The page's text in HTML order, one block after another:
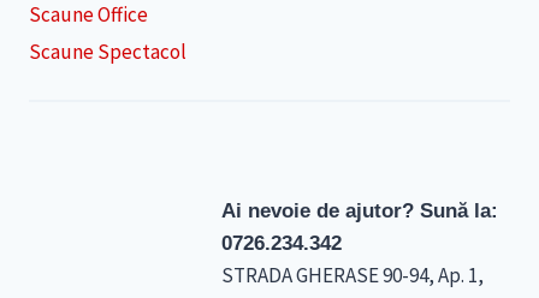
Scaune Office
Scaune Spectacol
Ai nevoie de ajutor? Sună la:
0726.234.342
STRADA GHERASE 90-94, Ap. 1,